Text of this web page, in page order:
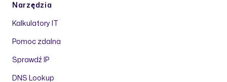
Narzędzia
Kalkulatory IT
Pomoc zdalna
Sprawdź IP
DNS Lookup